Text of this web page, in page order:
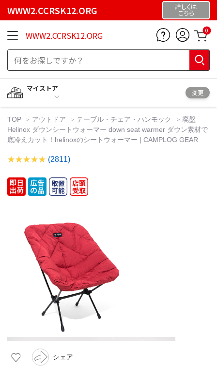
WWW2.CCRSK12.ORG 詳しくは
こちら
WWW2.CCRSK12.ORG 0
マイストア
変更
TOP アウトドア テーブル・チェア・ハンモック
廃盤
Helinox ダウンシートウォーマー down seat warmer ダウン素材で
底冷えカット！helinoxのシートウォーマー | CAMPLOG GEAR
(2811)
シェア